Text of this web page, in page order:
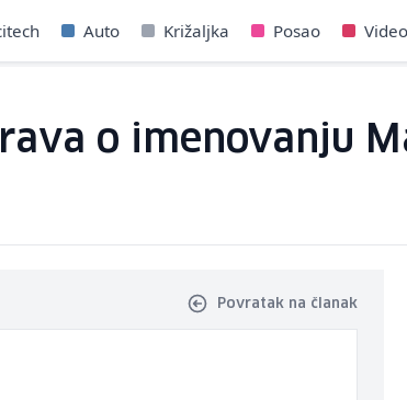
Auto Križaljka Posao Video
o imenovanju
Povratak na članak